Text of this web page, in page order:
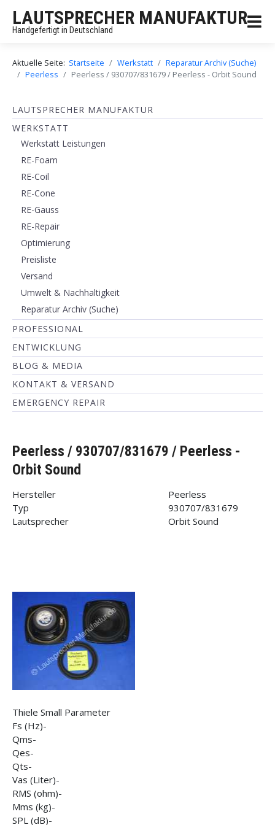
LAUTSPRECHER MANUFAKTUR
Handgefertigt in Deutschland
Aktuelle Seite: Startseite Werkstatt
Reparatur Archiv (Suche)
Peerless
Peerless / 930707/831679 / Peerless - Orbit Sound
LAUTSPRECHER MANUFAKTUR
WERKSTATT
Werkstatt Leistungen
RE-Foam
RE-Coil
RE-Cone
RE-Gauss
RE-Repair
Optimierung
Preisliste
Versand
Umwelt & Nachhaltigkeit
Reparatur Archiv (Suche)
PROFESSIONAL
ENTWICKLUNG
BLOG & MEDIA
KONTAKT & VERSAND
EMERGENCY REPAIR
Peerless / 930707/831679 / Peerless -
Orbit Sound
Hersteller
Peerless
Typ
930707/831679
Lautsprecher
Orbit Sound
Thiele Small Parameter
Fs (Hz)-
Qms-
Qes-
Qts-
Vas (Liter)-
RMS (ohm)-
Mms (kg)-
SPL (dB)-